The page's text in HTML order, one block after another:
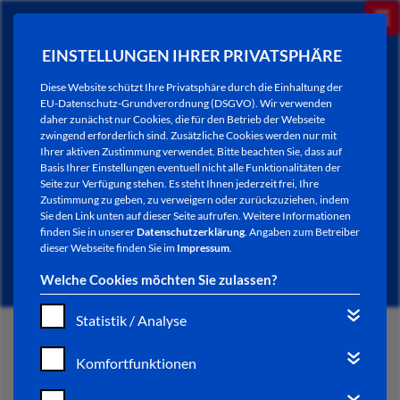
EINSTELLUNGEN IHRER PRIVATSPHÄRE
Diese Website schützt Ihre Privatsphäre durch die Einhaltung der
EU-Datenschutz-Grundverordnung (DSGVO). Wir verwenden
daher zunächst nur Cookies, die für den Betrieb der Webseite
zwingend erforderlich sind. Zusätzliche Cookies werden nur mit
Ihrer aktiven Zustimmung verwendet. Bitte beachten Sie, dass auf
Basis Ihrer Einstellungen eventuell nicht alle Funktionalitäten der
Seite zur Verfügung stehen. Es steht Ihnen jederzeit frei, Ihre
Zustimmung zu geben, zu verweigern oder zurückzuziehen, indem
Sie den Link unten auf dieser Seite aufrufen. Weitere Informationen
finden Sie in unsererDatenschutzerklärung. Angaben zum Betreiber
dieser Webseite finden Sie im Impressum.
Welche Cookies möchten Sie zulassen?
Statistik / Analyse
Komfortfunktionen
SMART CITY THEMENFELDER
START